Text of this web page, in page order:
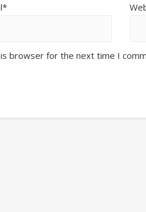
browser for the next time I